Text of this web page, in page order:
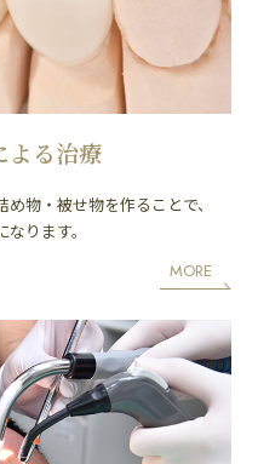
よる治療
物・被せ物を作ることで、
ります。
MORE